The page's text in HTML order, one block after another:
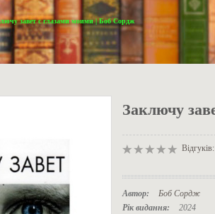
завет с глазами моими | Боб Сордж
Заключу
Автор:
Боб Сордж
Рік видання:
2024